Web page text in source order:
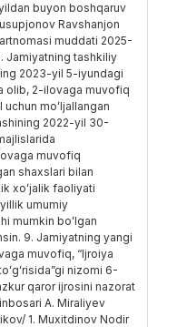
buyon boshqaruv
Ravshanjon
muddati 2025-
Jamiyatning tashkiliy
2023-yil 5-iyundagi
olib, 2-ilovaga muvofiq
moʻljallangan
2022-yil 30-
muvofiq
shaxslari bilan
xoʻjalik faoliyati
umumiy
mumkin boʻlgan
9. Jamiyatning yangi
muvofiq, “Ijroiya
nizomi 6-
qaror ijrosini nazorat
A. Miraliyev
1. Muxitdinov Nodir